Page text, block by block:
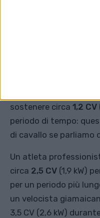
sostenere circa 1,2 CV
periodo di tempo:
di cavallo se parliamo
Un atleta
circa 2,5 CV (1,9 kW)
per un periodo più
un velocista
3,5 CV (2,6 kW)